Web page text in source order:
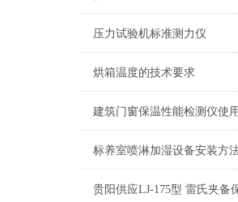
压力试验机标准测力仪
烘箱温度的技术要求
建筑门窗保温性能检测仪使
标养室喷淋加湿设备安装方